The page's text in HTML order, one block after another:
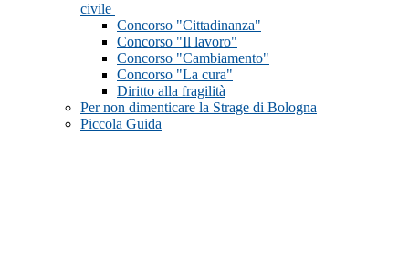
civile
Concorso "Cittadinanza"
Concorso "Il lavoro"
Concorso "Cambiamento"
Concorso "La cura"
Diritto alla fragilità
Per non dimenticare la Strage di Bologna
Piccola Guida